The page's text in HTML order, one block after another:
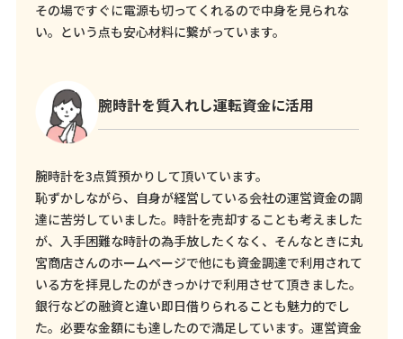
その場ですぐに電源も切ってくれるので中身を見られな
い。という点も安心材料に繋がっています。
腕時計を質入れし運転資金に活用
腕時計を3点質預かりして頂いています。
恥ずかしながら、自身が経営している会社の運営資金の調
達に苦労していました。時計を売却することも考えました
が、入手困難な時計の為手放したくなく、そんなときに丸
宮商店さんのホームページで他にも資金調達で利用されて
いる方を拝見したのがきっかけで利用させて頂きました。
銀行などの融資と違い即日借りられることも魅力的でし
た。必要な金額にも達したので満足しています。運営資金